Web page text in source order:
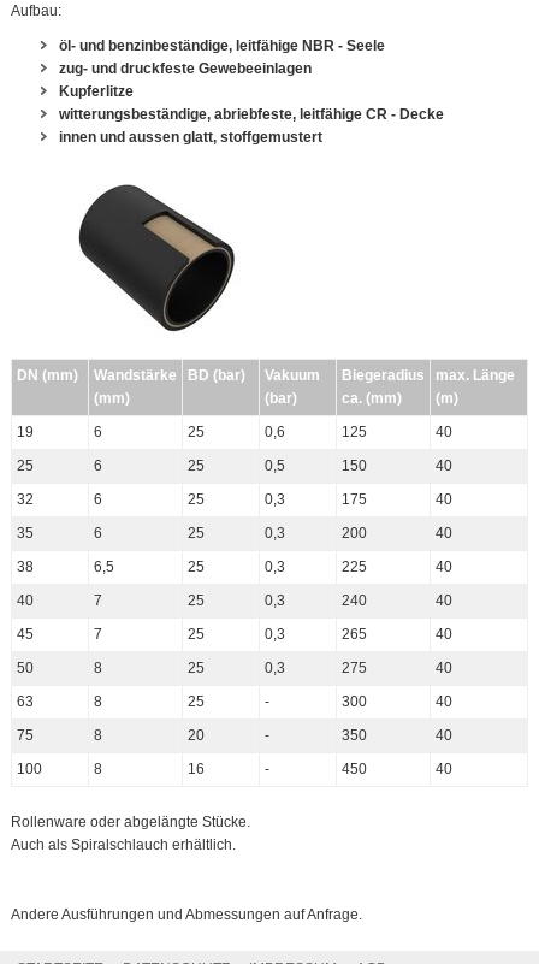
Aufbau:
öl- und benzinbeständige, leitfähige NBR - Seele
zug- und druckfeste Gewebeeinlagen
Kupferlitze
witterungsbeständige, abriebfeste, leitfähige CR - Decke
innen und aussen glatt, stoffgemustert
DN (mm)
Wandstärke
(mm)
BD (bar)
Vakuum
(bar)
Biegeradius
ca. (mm)
max. Länge
(m)
19
6 25 0,6 125
40
25
6 25 0,5 150
40
32
6 25 0,3 175
40
35
6 25 0,3 200
40
38
6,5 25 0,3 225
40
40
7 25 0,3 240
40
45
7 25 0,3 265
40
50
8 25 0,3 275
40
63
8 25 - 300
40
75
8 20 - 350
40
100
8 16 - 450 40
Rollenware oder abgelängte Stücke.
Auch als Spiralschlauch erhältlich.
Andere Ausführungen und Abmessungen auf Anfrage.